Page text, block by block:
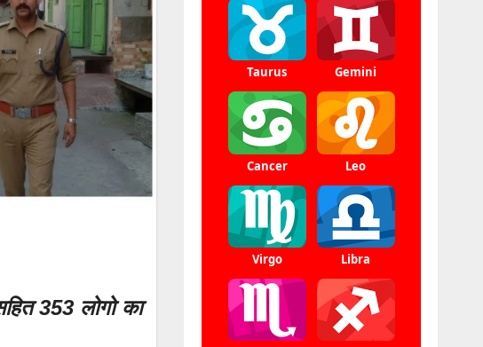
353 लोगो का